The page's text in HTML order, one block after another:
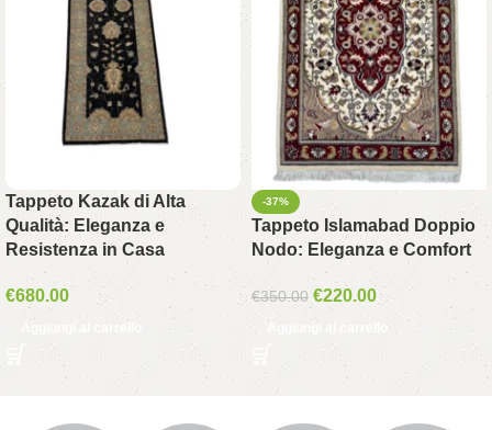
Tappeto Kazak di Alta
Qualità: Eleganza e
Resistenza in Casa
€680.00
Aggiungi al carrello
-37%
Tappeto Islamabad Doppio
Nodo: Eleganza e Comfort
€350.00 €220.00
Aggiungi al carrello